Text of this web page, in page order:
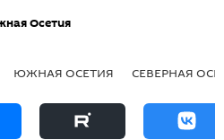
Осетия
ЮЖНАЯ ОСЕТИЯ СЕВЕРНАЯ